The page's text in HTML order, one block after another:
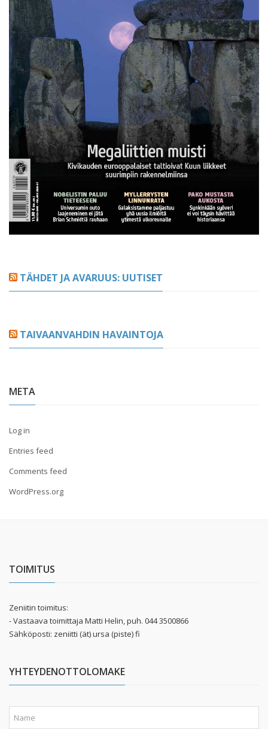
TÄHDET JA AVARUUS: UUTISET
TAIVAANVAHDIN HAVAINTOJA
META
Log in
Entries feed
Comments feed
WordPress.org
TOIMITUS
Zeniitin toimitus:
- Vastaava toimittaja Matti Helin, puh. 044 3500866
Sähköposti: zeniitti (ät) ursa (piste) fi
YHTEYDENOTTOLOMAKE